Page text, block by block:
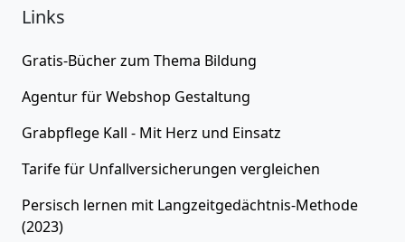
Links
Gratis-Bücher zum Thema Bildung
Agentur fürWebshop Gestaltung
Grabpflege Kall - Mit Herz und Einsatz
Tarife für Unfallversicherungen vergleichen
Persisch lernen mit Langzeitgedächtnis-Methode
(2023)